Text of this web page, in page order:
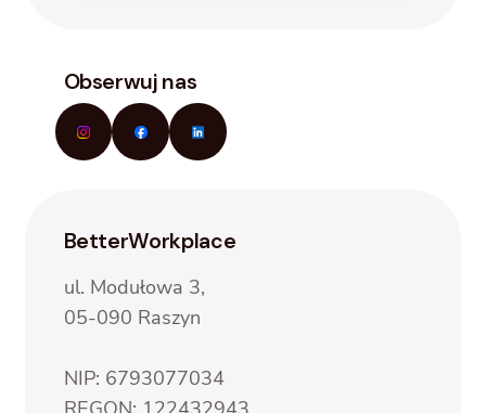
Obserwuj nas
BetterWorkplace
ul. Modułowa 3,
05-090 Raszyn
NIP: 6793077034